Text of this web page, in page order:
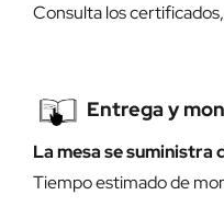
Consulta los
Entrega y
La mesa se suministra
Tiempo estimado de